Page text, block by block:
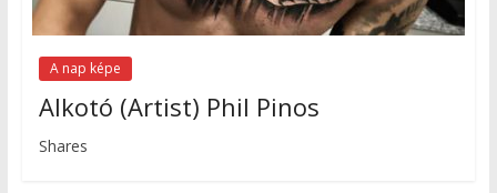
A nap képe
Alkotó (Artist) Phil Pinos
Shares